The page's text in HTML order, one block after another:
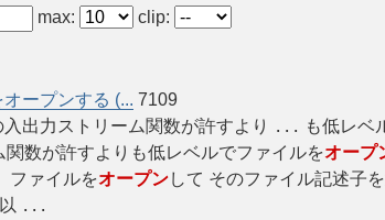
max: clip:
ープンする (... 7109
出力ストリーム関数が許すより
... も低レベ
関数が許すよりも低レベルでファイルをオープ
ファイルをオープンして そのファイル記述子
...